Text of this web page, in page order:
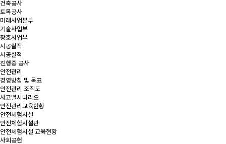
건축공사
토목공사
미래사업본부
기술사업부
창호사업부
시공실적
시공실적
진행중 공사
안전관리
경영방침 및 목표
안전관리 조직도
사고별시나리오
안전관리교육현황
안전체험시설
안전체험시설관
안전체험시설 교육현황
사회공헌